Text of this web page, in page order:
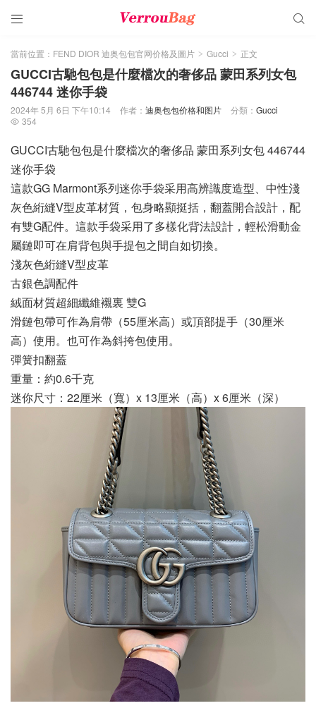
 
當前位置： FEND DIOR 迪奥包包官网价格及圖片 > Gucci > 正文
GUCCI古馳包包是什麼檔次的奢侈品 蒙田系列女包
446744 迷你手袋
2024年 5月 6日 下午10:14 作者： 迪奥包包价格和图片 分類： Gucci
 354
GUCCI古馳包包是什麼檔次的奢侈品 蒙田系列女包 446744
迷你手袋
這款GG Marmont系列迷你手袋采用高辨識度造型、中性淺
灰色絎縫V型皮革材質，包身略顯挺括，翻蓋開合設計，配
有雙G配件。這款手袋采用了多樣化背法設計，輕松滑動金
屬鏈即可在肩背包與手提包之間自如切換。
淺灰色絎縫V型皮革
古銀色調配件
絨面材質超細纖維襯裏 雙G
滑鏈包帶可作為肩帶（55厘米高）或頂部提手（30厘米
高）使用。也可作為斜挎包使用。
彈簧扣翻蓋
重量：約0.6千克
迷你尺寸：22厘米（寬）x 13厘米（高）x 6厘米（深）